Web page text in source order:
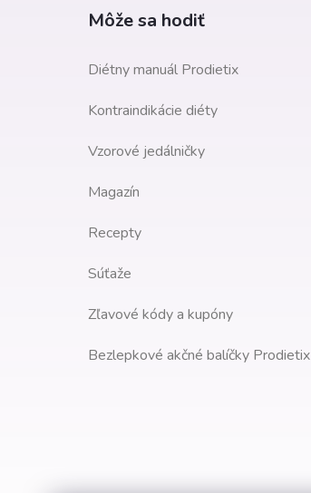
Môže sa hodiť
Diétny manuál Prodietix
Kontraindikácie diéty
Vzorové jedálničky
Magazín
Recepty
Súťaže
Zľavové kódy a kupóny
Bezlepkové akčné balíčky Prodietix